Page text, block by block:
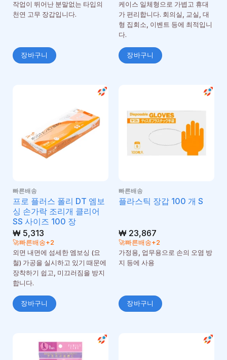
작업이 뛰어난 분말없는 타입의
천연 고무 장갑입니다.
장바구니
케이스 일체형으로 가볍고 휴대
가 편리합니다. 회의실, 교실, 대
형 집회소, 이벤트 등에 최적입니
다.
장바구니
빠른배송
프로 플러스 폴리 DT 엠보
싱 손가락 조리개 클리어
SS 사이즈 100 장
₩5,313
🚀빠른배송+2
외면 내면에 섬세한 엠보싱 (요
철) 가공을 실시하고 있기 때문에
장착하기 쉽고, 미끄러짐을 방지
합니다.
장바구니
빠른배송
플라스틱 장갑 100 개 S
₩23,867
🚀빠른배송+2
가정용, 업무용으로 손의 오염 방
지 등에 사용
장바구니